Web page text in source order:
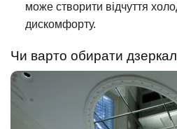
може створити відчуття
дискомфорту.
Чи варто обирати